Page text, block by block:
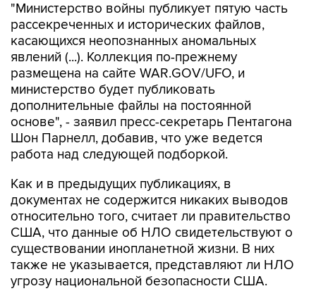
"Министерство войны публикует пятую часть
рассекреченных и исторических файлов,
касающихся неопознанных аномальных
явлений (...). Коллекция по-прежнему
размещена на сайте WAR.GOV/UFO, и
министерство будет публиковать
дополнительные файлы на постоянной
основе", - заявил пресс-секретарь Пентагона
Шон Парнелл, добавив, что уже ведется
работа над следующей подборкой.
Как и в предыдущих публикациях, в
документах не содержится никаких выводов
относительно того, считает ли правительство
США, что данные об НЛО свидетельствуют о
существовании инопланетной жизни. В них
также не указывается, представляют ли НЛО
угрозу национальной безопасности США.